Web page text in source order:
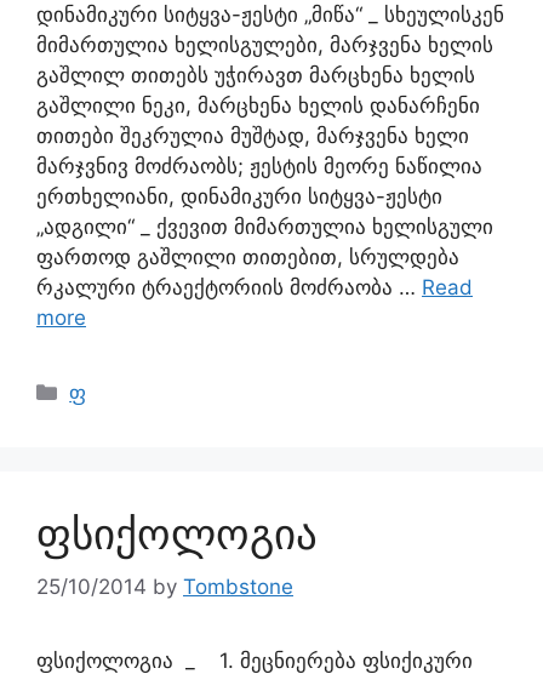
დინამიკური სიტყვა-ჟესტი „მიწა“ _ სხეულისკენ
მიმართულია ხელისგულები, მარჯვენა ხელის
გაშლილ თითებს უჭირავთ მარცხენა ხელის
გაშლილი ნეკი, მარცხენა ხელის დანარჩენი
თითები შეკრულია მუშტად, მარჯვენა ხელი
მარჯვნივ მოძრაობს; ჟესტის მეორე ნაწილია
ერთხელიანი, დინამიკური სიტყვა-ჟესტი
„ადგილი“ _ ქვევით მიმართულია ხელისგული
ფართოდ გაშლილი თითებით, სრულდება
რკალური ტრაექტორიის მოძრაობა … Read
more
ფ
ფსიქოლოგია
25/10/2014 by Tombstone
ფსიქოლოგია _ 1. მეცნიერება ფსიქიკური